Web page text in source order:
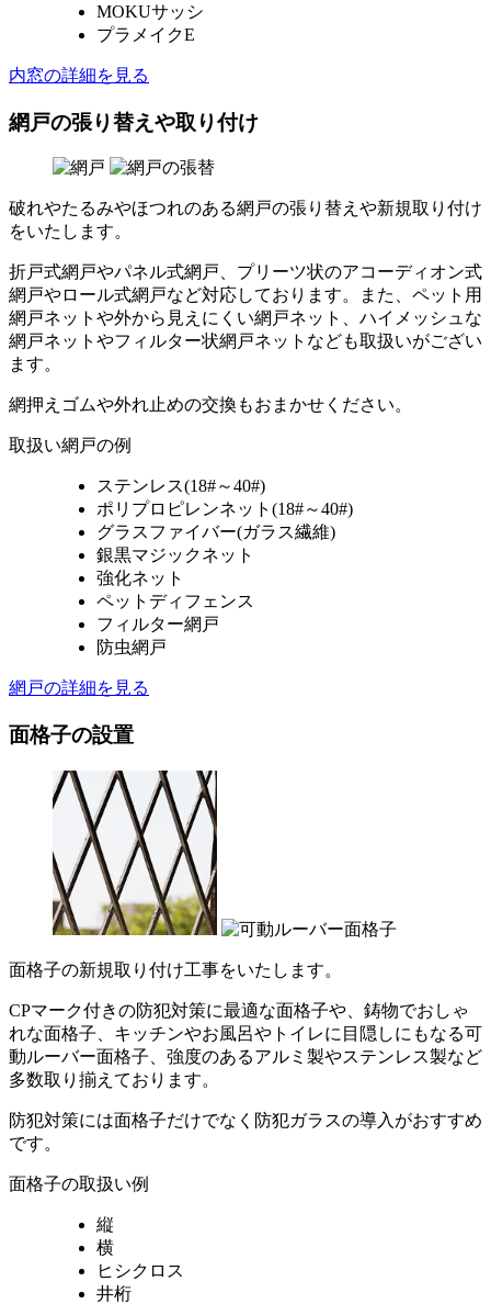
MOKUサッシ
プラメイクE
内窓の詳細を見る
網戸の張り替えや取り付け
破れやたるみやほつれのある網戸の張り替えや新規取り付け
をいたします。
折戸式網戸やパネル式網戸、プリーツ状のアコーディオン式
網戸やロール式網戸など対応しております。また、ペット用
網戸ネットや外から見えにくい網戸ネット、ハイメッシュな
網戸ネットやフィルター状網戸ネットなども取扱いがござい
ます。
網押えゴムや外れ止めの交換もおまかせください。
取扱い網戸の例
ステンレス(18#～40#)
ポリプロピレンネット(18#～40#)
グラスファイバー(ガラス繊維)
銀黒マジックネット
強化ネット
ペットディフェンス
フィルター網戸
防虫網戸
網戸の詳細を見る
面格子の設置
面格子の新規取り付け工事をいたします。
CPマーク付きの防犯対策に最適な面格子や、鋳物でおしゃ
れな面格子、キッチンやお風呂やトイレに目隠しにもなる可
動ルーバー面格子、強度のあるアルミ製やステンレス製など
多数取り揃えております。
防犯対策には面格子だけでなく防犯ガラスの導入がおすすめ
です。
面格子の取扱い例
縦
横
ヒシクロス
井桁